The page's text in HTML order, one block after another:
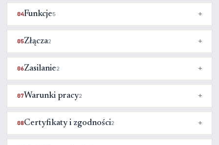
04Funkcje5
05Złącza2
06Zasilanie2
07Warunki pracy2
08Certyfikaty i zgodności2